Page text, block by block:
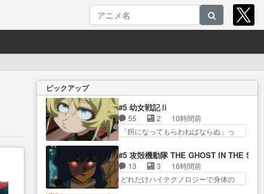
ピックアップ
#5 幼女戦記Ⅱ
55 2
10時間前
「餌になってもらわねばならぬ」っ
よって参謀本部の連携が… 緊張
感ある戦闘描写とギャグ今週の『有
能な… 知識が必要なセリフや描
写が大好き『アンド… ターニャ
#5 攻殻機動隊 THE GHOST IN THE
13 3
16時間前
どれだけハイテクノロジーで身体の